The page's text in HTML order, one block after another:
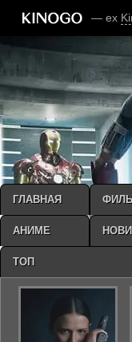
— ex
ГЛАВНАЯ
АНИМЕ
ТОП